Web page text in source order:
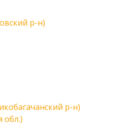
р-н)
р-н)
обл.)